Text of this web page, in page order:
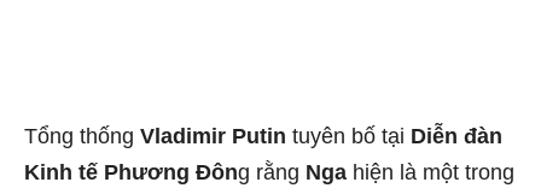
Tổng thống Vladimir Putin tuyên bố tại Diễn đàn
Kinh tế Phương Đông rằng Nga hiện là một trong